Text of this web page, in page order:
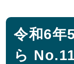
令和6年
ら